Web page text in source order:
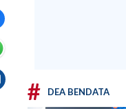
# DEA BENDATA